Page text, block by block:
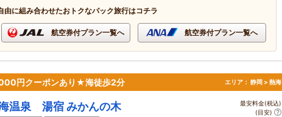
由に組み合わせたおトクなパック旅行はコチラ
航空券付プラン一覧へ 航空券付プラン一覧へ
円クーポンあり★海徒歩2分 エリア： 静岡 > 熱海
温泉 湯宿 みかんの木
最安料金(税込)
(目安)